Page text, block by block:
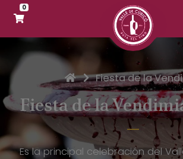
0
InicioFiesta de la
Fiesta de la
Es la principal celebración del